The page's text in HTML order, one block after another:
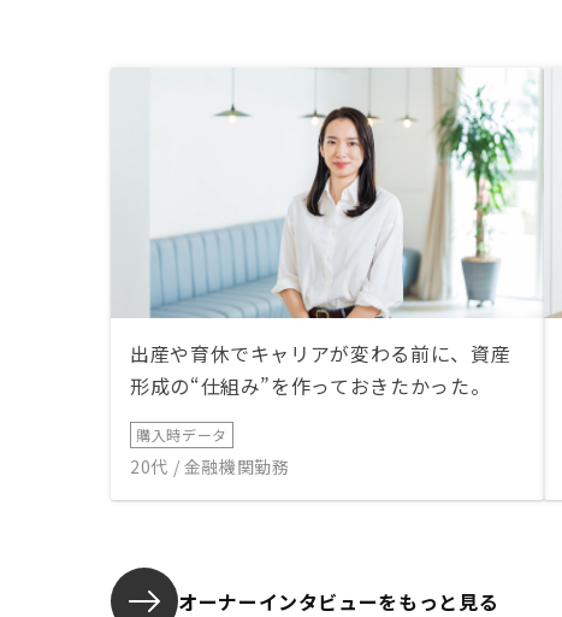
出産や育休でキャリアが変わる前に、資産
形成の“仕組み”を作っておきたかった。
購入時データ
20代 / 金融機関勤務
オーナーインタビューをもっと見る